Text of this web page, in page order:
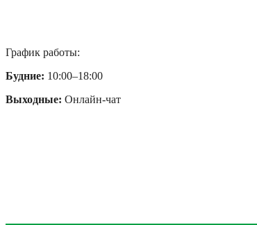
График работы:
Будние: 10:00–18:00
Выходные: Онлайн-чат